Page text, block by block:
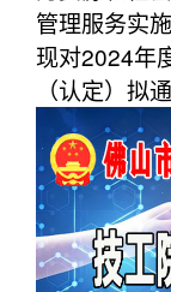
管理服务实
现对2024年
（认定）拟